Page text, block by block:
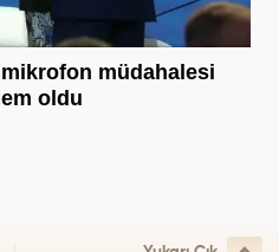
müdahalesi
oldu